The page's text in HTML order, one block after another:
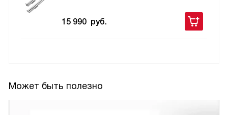
15 990 руб.
Может быть полезно